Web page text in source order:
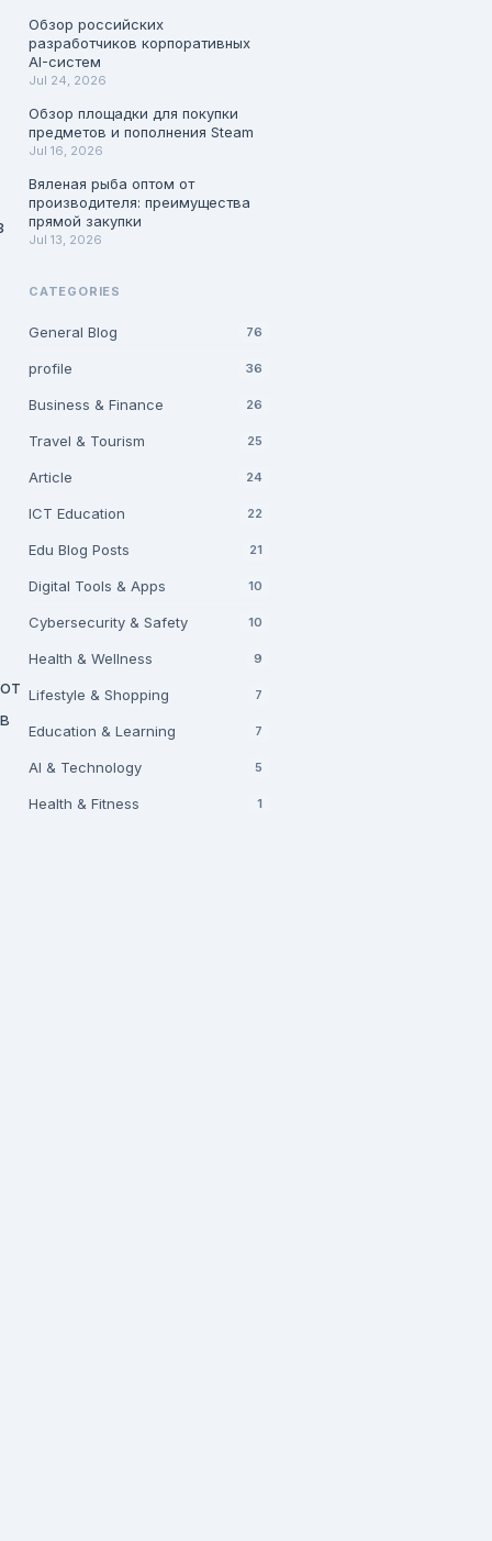
Обзор российских
разработчиков корпоративных
AI-систем
Jul 24, 2026
Обзор площадки для покупки
предметов и пополнения Steam
Jul 16, 2026
Вяленая рыба оптом от
производителя: преимущества
прямой закупки
Jul 13, 2026
CATEGORIES
General Blog 76
profile 36
Business & Finance 26
Travel & Tourism 25
Article 24
ICT Education 22
Edu Blog Posts 21
Digital Tools & Apps 10
Cybersecurity & Safety 10
Health & Wellness 9
Lifestyle & Shopping 7
Education & Learning 7
AI & Technology 5
Health & Fitness 1